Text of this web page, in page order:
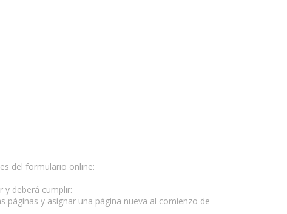
del formulario online:
deberá cumplir:
páginas y asignar una página nueva al comienzo de